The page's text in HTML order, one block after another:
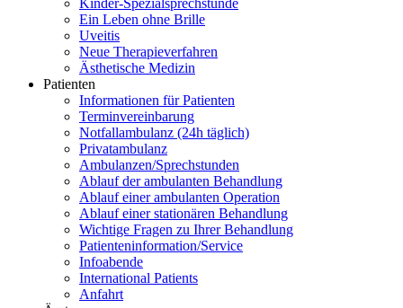
Kinder-Spezialsprechstunde
Ein Leben ohne Brille
Uveitis
Neue Therapieverfahren
Ästhetische Medizin
Patienten
Informationen für Patienten
Terminvereinbarung
Notfallambulanz (24h täglich)
Privatambulanz
Ambulanzen/Sprechstunden
Ablauf der ambulanten Behandlung
Ablauf einer ambulanten Operation
Ablauf einer stationären Behandlung
Wichtige Fragen zu Ihrer Behandlung
Patienteninformation/Service
Infoabende
International Patients
Anfahrt